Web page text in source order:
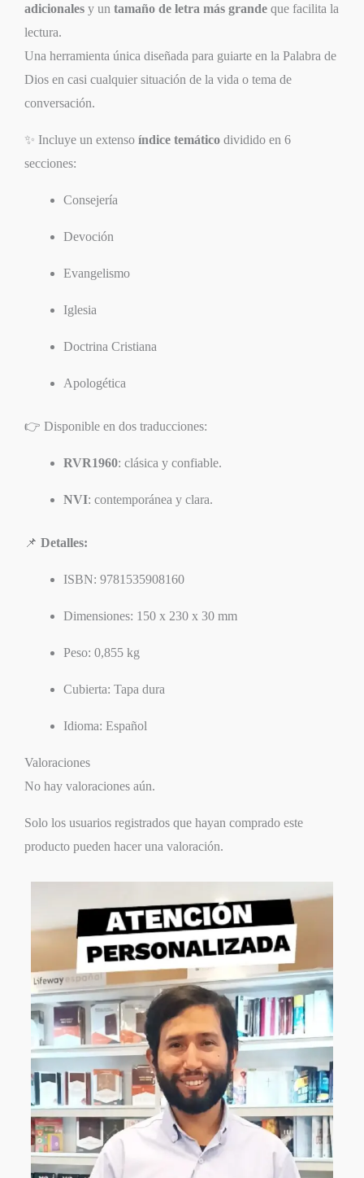
adicionales y un tamaño de letra más grande que facilita la
lectura.
Una herramienta única diseñada para guiarte en la Palabra de
Dios en casi cualquier situación de la vida o tema de
conversación.
✨ Incluye un extenso índice temático dividido en 6
secciones:
Consejería
Devoción
Evangelismo
Iglesia
Doctrina Cristiana
Apologética
👉 Disponible en dos traducciones:
RVR1960: clásica y confiable.
NVI: contemporánea y clara.
📌 Detalles:
ISBN: 9781535908160
Dimensiones: 150 x 230 x 30 mm
Peso: 0,855 kg
Cubierta: Tapa dura
Idioma: Español
Valoraciones
No hay valoraciones aún.
Solo los usuarios registrados que hayan comprado este
producto pueden hacer una valoración.